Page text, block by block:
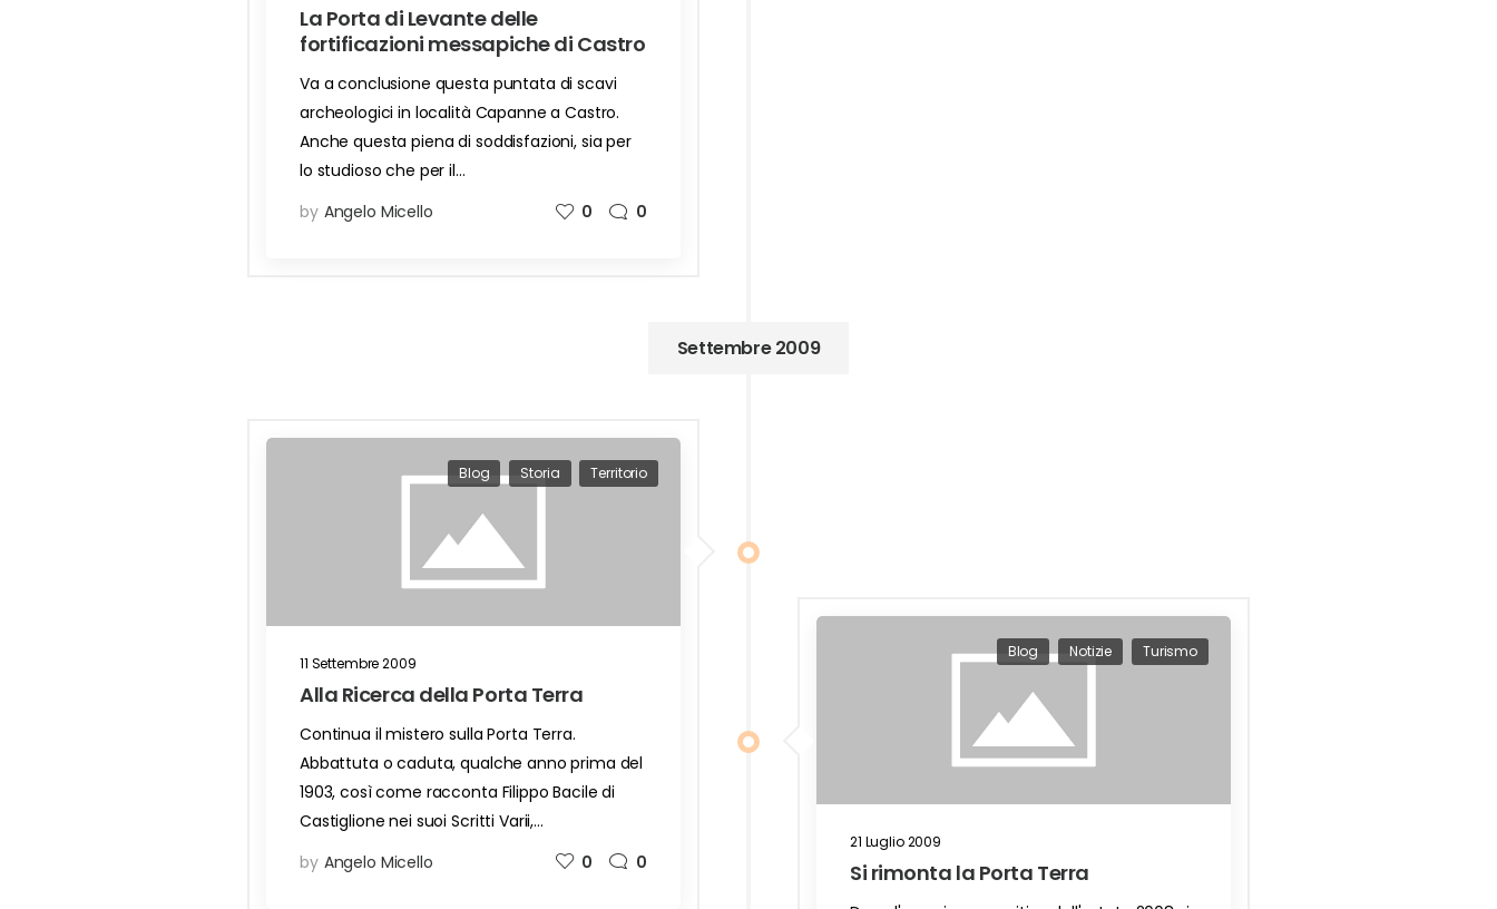
La Porta di Levante delle
fortificazioni messapiche di Castro
Va a conclusione questa puntata di scavi
archeologici in località Capanne a Castro.
Anche questa piena di soddisfazioni, sia per
lo studioso che per il…
by Angelo Micello 0 0
Settembre 2009
11 Settembre 2009
Blog Storia Territorio
Alla Ricerca della Porta Terra
Continua il mistero sulla Porta Terra.
Abbattuta o caduta, qualche anno prima del
1903, così come racconta Filippo Bacile di
Castiglione nei suoi Scritti Varii,…
by Angelo Micello 0 0
21 Luglio 2009
Blog Notizie Turismo
Si rimonta la Porta Terra